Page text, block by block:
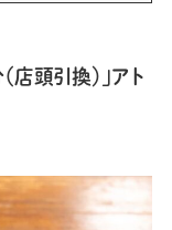
頭引換）」アト